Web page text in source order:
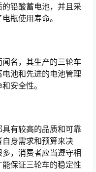
铅酸蓄电池，并且采
瓶使用寿命。
名，其生产的三轮车
池和先进的电池管理
安全性。
有较高的品质和可靠
身需求和预算来决
，消费者应当遵守相
保证三轮车的稳定性